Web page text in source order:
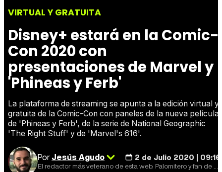
VIRTUAL Y GRATUITA
Disney+ estará en la Comic-
Con 2020 con
presentaciones de Marvel y
'Phineas y Ferb'
La plataforma de streaming se apunta a la edición virtual y
gratuita de la Comic-Con con paneles de la nueva película
de 'Phineas y Ferb', de la serie de National Geographic
'The Right Stuff' y de 'Marvel's 616'.
PorJesús Agudo 2 de Julio 2020 | 09:16
El redactor más veterano de esta web. Palomitero y fan de que las series estrenen un capítulo por semana.